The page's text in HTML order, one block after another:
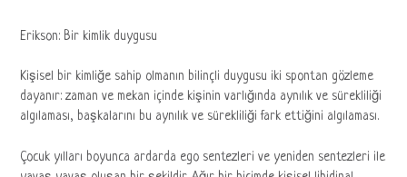
Erikson: Bir kimlik duygusu
Kişisel bir kimliğe sahip olmanın bilinçli duygusu iki spontan gözleme
dayanır: zaman ve mekan içinde kişinin varlığında aynılık ve sürekliliği
algılaması, başkalarını bu aynılık ve sürekliliği fark ettiğini algılaması.
Çocuk yılları boyunca ardarda ego sentezleri ve yeniden sentezleri ile